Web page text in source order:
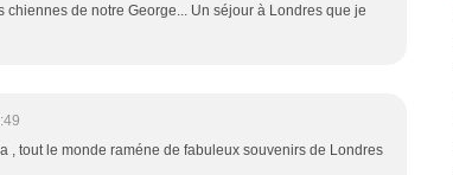
chiennes de notre George... Un séjour à Londres que je
, tout le monde raméne de fabuleux souvenirs de Londres